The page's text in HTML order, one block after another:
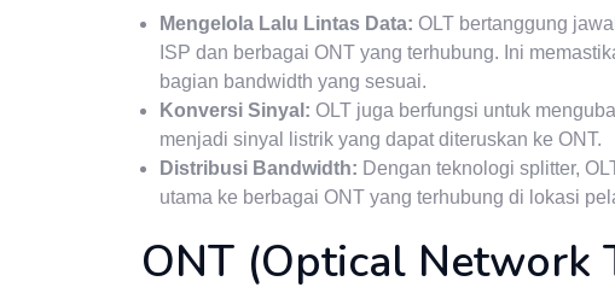
Mengelola Lalu Lintas Data: OLT bertanggung
ISP dan berbagai ONT yang terhubung. Ini
bagian bandwidth yang sesuai.
Konversi Sinyal: OLT juga berfungsi untuk
menjadi sinyal listrik yang dapat diteruskan ke ONT.
Distribusi Bandwidth: Dengan teknologi splitter,
utama ke berbagai ONT yang terhubung di lokasi
ONT (Optical Network